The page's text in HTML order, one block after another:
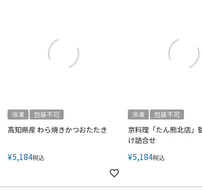
冷凍 包装不可
高知県産 わら焼きかつおたたき
¥5,184税込
冷凍 包装不可
京料理「たん熊北店」
け詰合せ
¥5,184税込